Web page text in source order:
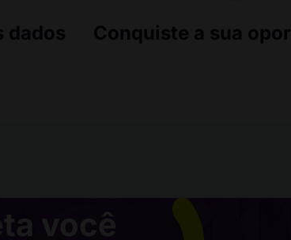
dados Conquiste a sua
você